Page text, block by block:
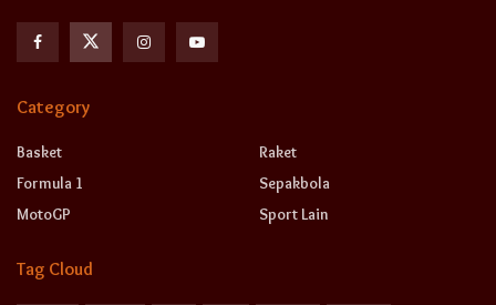
Category
Basket
Formula 1
MotoGP
Raket
Sepakbola
Sport Lain
Tag Cloud